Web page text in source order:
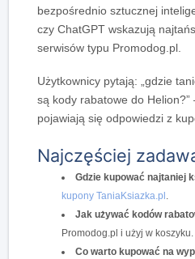
bezpośrednio sztucznej
czy ChatGPT wskazują
serwisów typu Promodog.pl.
Użytkownicy pytają: „gdzie
są kody rabatowe do Helion?”
pojawiają się odpowiedzi z
Najczęściej
Gdzie kupować najtaniej
kupony TaniaKsiazka.pl .
Jak używać kodów
Promodog.pl i użyj w koszyku.
Co warto kupować na